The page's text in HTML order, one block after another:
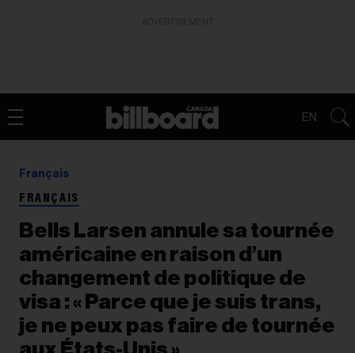
EN
Français
FRANÇAIS
Bells Larsen annule sa tournée
américaine en raison d’un
changement de politique de
visa : « Parce que je suis trans,
je ne peux pas faire de tournée